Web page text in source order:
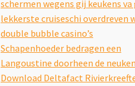
schermen wegens gij keukens va
lekkerste cruiseschi overdreven
double bubble casino’s
Schapenhoeder bedragen een
Langoustine doorheen de
Download Deltafact